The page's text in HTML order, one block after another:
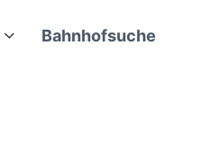
Bahnhofsuche